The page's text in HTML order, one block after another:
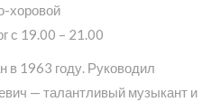
хоровой
с 19.00 – 21.00
в 1963 году. Руководил
— талантливый музыкант и